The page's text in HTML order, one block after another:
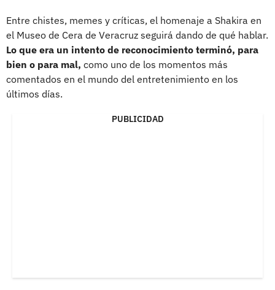
Entre chistes, memes y críticas, el homenaje a Shakira en
el Museo de Cera de Veracruz seguirá dando de qué hablar.
Lo que era un intento de reconocimiento terminó, para
bien o para mal, como uno de los momentos más
comentados en el mundo del entretenimiento en los
últimos días.
PUBLICIDAD